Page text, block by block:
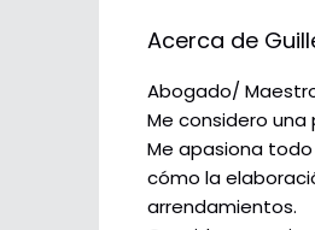
Acerca de
Abogado/
Me considero una
Me apasiona
cómo la
arrendamientos.